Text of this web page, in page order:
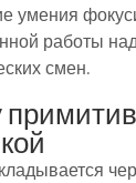
умения
работы
смен.